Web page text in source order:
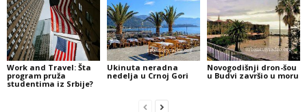
Work and Travel: Šta
program pruža
studentima iz Srbije?
Ukinuta neradna
nedelja u Crnoj Gori
Novogodišnji dron-šou
u Budvi završio u moru